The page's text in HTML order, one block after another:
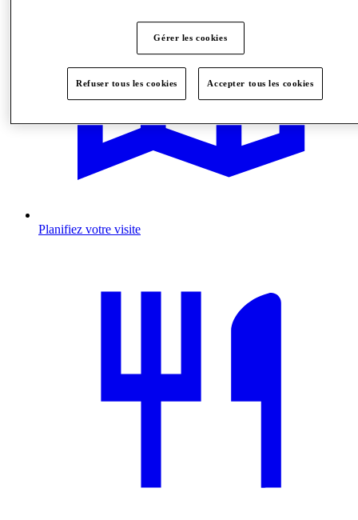
Planifiez votre visite
Gérer les cookies
Refuser tous les cookies Accepter tous les cookies